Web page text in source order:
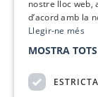
nostre lloc web,
d’acord amb la
Llegir-ne més
MOSTRA